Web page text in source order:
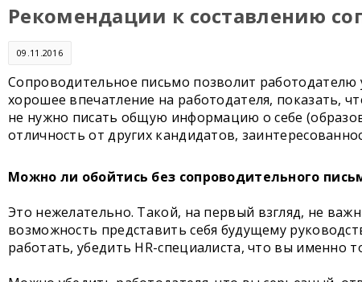
Рекомендации к составлению
09.11.2016
Сопроводительное письмо позволит
хорошее впечатление на работодателя, показать,
не нужно писать общую информацию о себе
отличность от других кандидатов,
Можно ли обойтись без сопроводительного
Это нежелательно. Такой, на первый взгляд, не
возможность представить себя будущему
работать, убедить HR-специалиста, что вы именно